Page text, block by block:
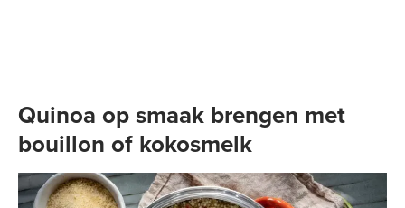
Quinoa op smaak brengen met
bouillon of kokosmelk